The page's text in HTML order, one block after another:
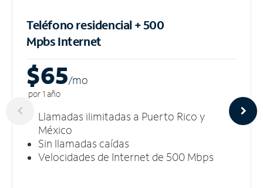
Teléfono residencial + 500
MpbsInternet
$65/mo
por 1 año
Llamadas ilimitadas a Puerto Rico y
México
Sin llamadas caídas
Velocidades de Internet de 500 Mbps